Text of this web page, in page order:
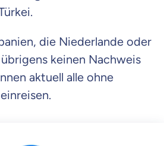
die Niederlande oder
keinen Nachweis
aktuell alle ohne